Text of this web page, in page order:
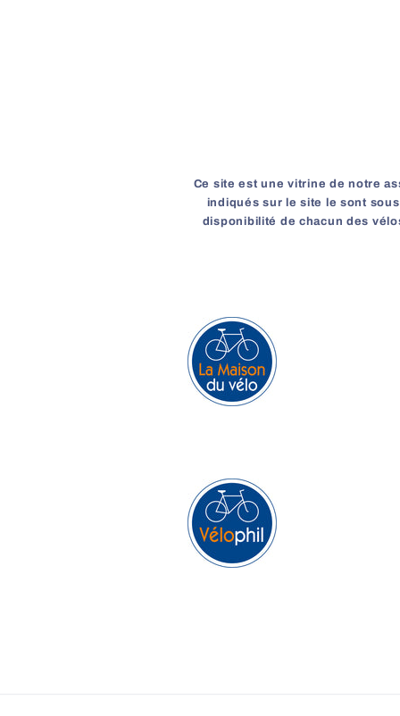
Ce site est une vitrine de notre
indiqués sur le site le sont
disponibilité de chacun des